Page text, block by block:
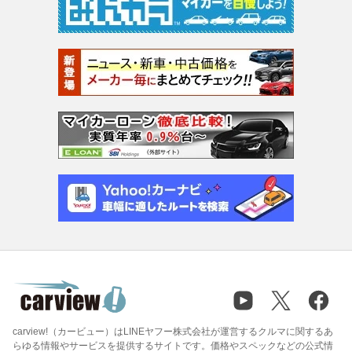
carview!（カービュー）はLINEヤフー株式会社が運営するクルマに関するあ
らゆる情報やサービスを提供するサイトです。価格やスペックなどの公式情